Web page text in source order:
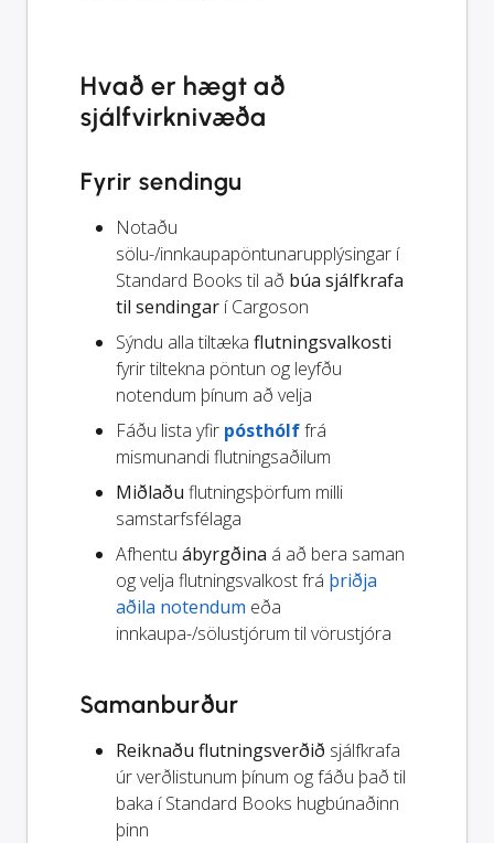
Hvað er hægt að
sjálfvirknivæða
Fyrir sendingu
Notaðu
sölu-/innkaupapöntunarupplýsingar í
Standard Books til að búa sjálfkrafa
til sendingar í Cargoson
Sýndu alla tiltæka flutningsvalkosti
fyrir tiltekna pöntun og leyfðu
notendum þínum að velja
Fáðu lista yfir pósthólffrá
mismunandi flutningsaðilum
Miðlaðu flutningsþörfum milli
samstarfsfélaga
Afhentu ábyrgðina á að bera saman
og velja flutningsvalkost frá þriðja
aðila notendum eða
innkaupa-/sölustjórum til vörustjóra
Samanburður
Reiknaðu flutningsverðið sjálfkrafa
úr verðlistunum þínum og fáðu það til
baka í Standard Books hugbúnaðinn
þinn